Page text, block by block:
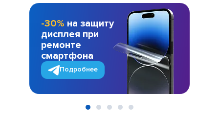
-30% на защиту
дисплея при
ремонте
смартфона
Подробнее